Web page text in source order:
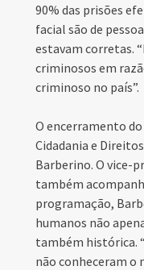
90% das prisões
facial são de
estavam corretas.
criminosos em
criminoso no país”.
O encerramento
Cidadania e
Barberino. O vice-
também
programação,
humanos não
também histórica.
não conheceram o